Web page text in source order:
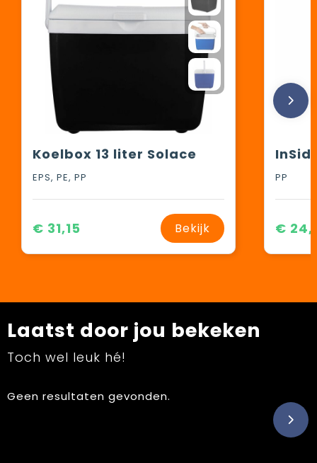
Koelbox 13 liter Solace
EPS, PE, PP
€ 31,15 Bekijk
PP
€
Laatst door jou bekeken
Toch wel leuk hé!
Geen resultaten gevonden.